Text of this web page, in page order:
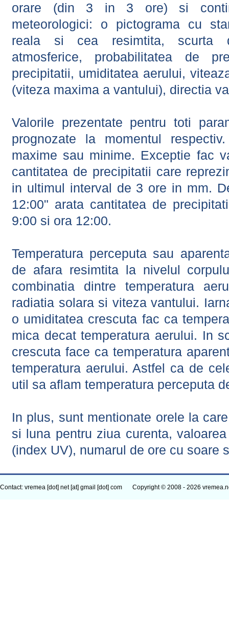
orare (din 3 in 3 ore) si
meteorologici: o pictograma cu
reala si cea resimtita, scurta
atmosferice, probabilitatea de
precipitatii, umiditatea aerului,
(viteza maxima a vantului), directia
Valorile prezentate pentru toti
prognozate la momentul
maxime sau minime. Exceptie fac
cantitatea de precipitatii care
in ultimul interval de 3 ore in mm.
12:00" arata cantitatea de
9:00 si ora 12:00.
Temperatura perceputa sau
de afara resimtita la nivelul
combinatia dintre temperatura
radiatia solara si viteza vantului.
o umiditatea crescuta fac ca
mica decat temperatura aerului. In
crescuta face ca temperatura
temperatura aerului. Astfel ca de
util sa aflam temperatura perceputa
In plus, sunt mentionate orele la
si luna pentru ziua curenta,
(index UV), numarul de ore cu soare
Contact: vremea [dot] net [at] gmail [dot] com Copyright © 2008 - 2026